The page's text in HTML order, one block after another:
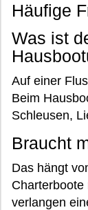
Häufige
Was ist
Auf einer
Beim
Schleusen,
Braucht
Das hängt
verlangen